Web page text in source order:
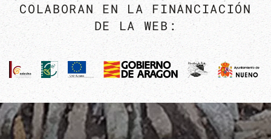
COLABORAN EN LA FINANCIACIÓN
DE LA WEB: